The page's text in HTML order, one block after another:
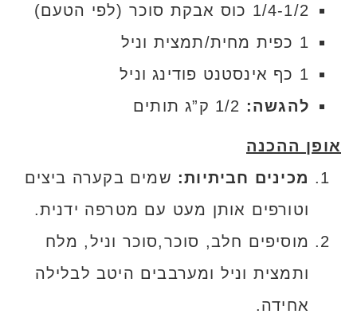
1/4-1/2 כוס אבקת סוכר (לפי הטעם)
1 כפית מחית/תמצית וניל
1 כף אינסטנט פודינג וניל
להגשה:
אופן ההכנה
מכינים חביתיות: שמים בקערה ביצים
וטורפים אותן מעט עם מטרפה ידנית.
מוסיפים חלב, סוכר,סוכר וניל, מלח
ותמצית וניל ומערבבים היטב לבלילה
אחידה.